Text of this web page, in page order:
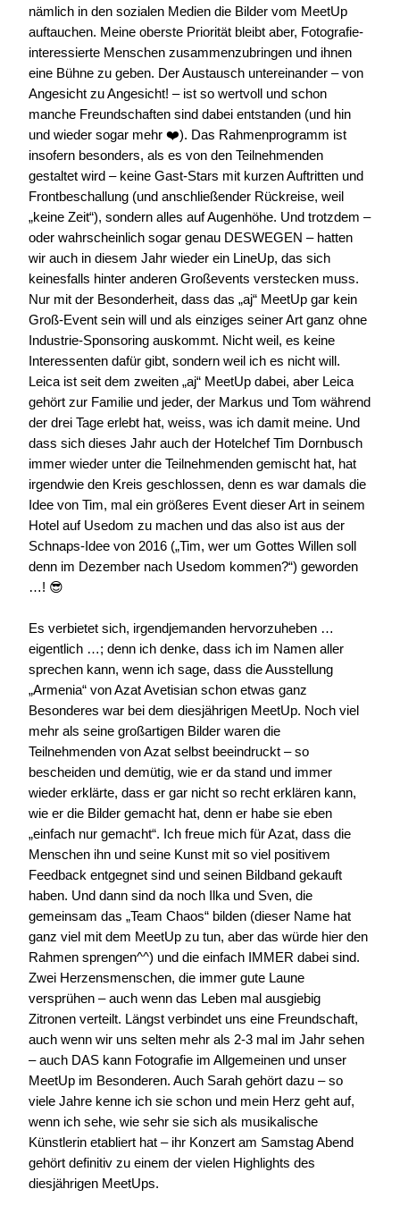
nämlich in den sozialen Medien die Bilder vom MeetUp
auftauchen. Meine oberste Priorität bleibt aber, Fotografie-
interessierte Menschen zusammenzubringen und ihnen
eine Bühne zu geben. Der Austausch untereinander – von
Angesicht zu Angesicht! – ist so wertvoll und schon
manche Freundschaften sind dabei entstanden (und hin
und wieder sogar mehr ❤️). Das Rahmenprogramm ist
insofern besonders, als es von den Teilnehmenden
gestaltet wird – keine Gast-Stars mit kurzen Auftritten und
Frontbeschallung (und anschließender Rückreise, weil
„keine Zeit“), sondern alles auf Augenhöhe. Und trotzdem –
oder wahrscheinlich sogar genau DESWEGEN – hatten
wir auch in diesem Jahr wieder ein LineUp, das sich
keinesfalls hinter anderen Großevents verstecken muss.
Nur mit der Besonderheit, dass das „aj“ MeetUp gar kein
Groß-Event sein will und als einziges seiner Art ganz ohne
Industrie-Sponsoring auskommt. Nicht weil, es keine
Interessenten dafür gibt, sondern weil ich es nicht will.
Leica ist seit dem zweiten „aj“ MeetUp dabei, aber Leica
gehört zur Familie und jeder, der Markus und Tom während
der drei Tage erlebt hat, weiss, was ich damit meine. Und
dass sich dieses Jahr auch der Hotelchef Tim Dornbusch
immer wieder unter die Teilnehmenden gemischt hat, hat
irgendwie den Kreis geschlossen, denn es war damals die
Idee von Tim, mal ein größeres Event dieser Art in seinem
Hotel auf Usedom zu machen und das also ist aus der
Schnaps-Idee von 2016 („Tim, wer um Gottes Willen soll
denn im Dezember nach Usedom kommen?“) geworden
…! 😎
Es verbietet sich, irgendjemanden hervorzuheben …
eigentlich …; denn ich denke, dass ich im Namen aller
sprechen kann, wenn ich sage, dass die Ausstellung
„Armenia“ von Azat Avetisian schon etwas ganz
Besonderes war bei dem diesjährigen MeetUp. Noch viel
mehr als seine großartigen Bilder waren die
Teilnehmenden von Azat selbst beeindruckt – so
bescheiden und demütig, wie er da stand und immer
wieder erklärte, dass er gar nicht so recht erklären kann,
wie er die Bilder gemacht hat, denn er habe sie eben
„einfach nur gemacht“. Ich freue mich für Azat, dass die
Menschen ihn und seine Kunst mit so viel positivem
Feedback entgegnet sind und seinen Bildband gekauft
haben. Und dann sind da noch Ilka und Sven, die
gemeinsam das „Team Chaos“ bilden (dieser Name hat
ganz viel mit dem MeetUp zu tun, aber das würde hier den
Rahmen sprengen^^) und die einfach IMMER dabei sind.
Zwei Herzensmenschen, die immer gute Laune
versprühen – auch wenn das Leben mal ausgiebig
Zitronen verteilt. Längst verbindet uns eine Freundschaft,
auch wenn wir uns selten mehr als 2-3 mal im Jahr sehen
– auch DAS kann Fotografie im Allgemeinen und unser
MeetUp im Besonderen. Auch Sarah gehört dazu – so
viele Jahre kenne ich sie schon und mein Herz geht auf,
wenn ich sehe, wie sehr sie sich als musikalische
Künstlerin etabliert hat – ihr Konzert am Samstag Abend
gehört definitiv zu einem der vielen Highlights des
diesjährigen MeetUps.